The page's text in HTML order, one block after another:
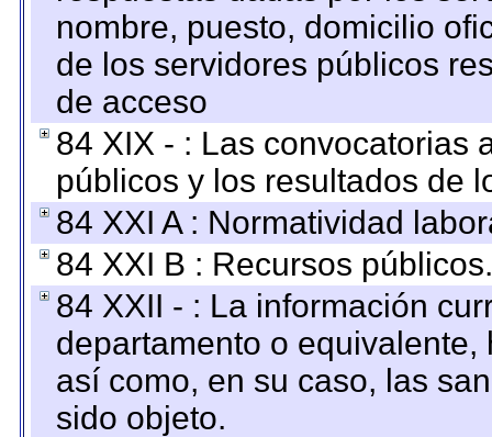
nombre, puesto, domicilio
de los servidores públicos
de acceso
84 XIX - : Las convocatorias
públicos y los resultados de
84 XXI A : Normatividad
84 XXI B : Recursos públicos.
84 XXII - : La información
departamento o
así como, en su caso, las
sido objeto.